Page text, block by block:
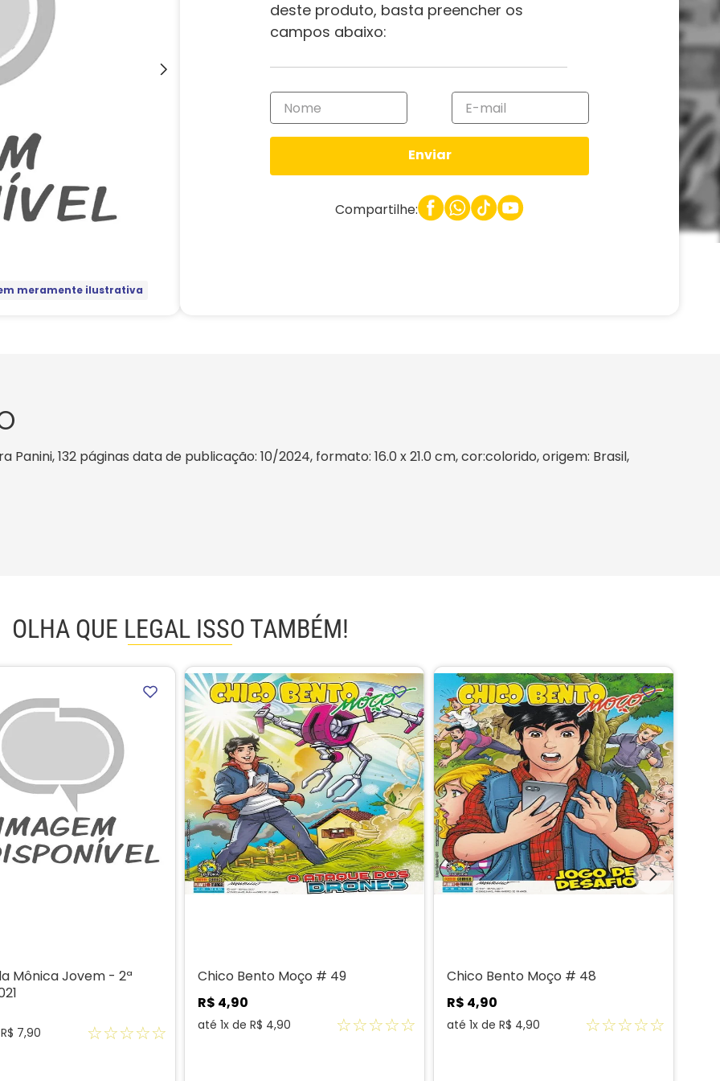
meramente ilustrativa
deste produto, basta preencher os
campos abaixo:
Enviar
Compartilhe:
132 páginas data de publicação: 10/2024, formato: 16.0 x 21.0 cm, cor:colorido, origem: Brasil,
OLHA QUE LEGAL ISSO TAMBÉM!
Mônica Jovem - 2ª
R$ 7,90 ☆☆☆☆☆
Chico Bento Moço # 49
R$ 4,90
até 1x de R$ 4,90 ☆☆☆☆☆
Chico Bento Moço # 48
R$ 4,90
até 1x de R$ 4,90 ☆☆☆☆☆